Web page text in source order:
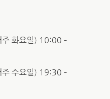
화요일) 10:00 –
수요일) 19:30 –